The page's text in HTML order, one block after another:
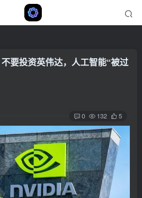
要投资英伟达，人工智能“被过
0 132 5